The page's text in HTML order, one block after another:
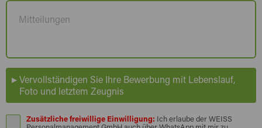
Vervollständigen Sie Ihre Bewerbung mit Lebenslauf,
Foto und letztem Zeugnis
Zusätzliche freiwillige Einwilligung: Ich erlaube der WEISS